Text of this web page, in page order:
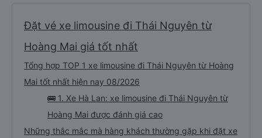
Đặt vé xe limousine đi Thái Nguyên từ
Hoàng Mai giá tốt nhất
Tổng hợp TOP 1 xe limousine đi Thái Nguyên từ Hoàng
Mai tốt nhất hiện nay 08/2026
🚌 1. Xe Hà Lan: xe limousine đi Thái Nguyên từ
Hoàng Mai được đánh giá cao
Những thắc mắc mà hàng khách thường gặp khi đặt xe